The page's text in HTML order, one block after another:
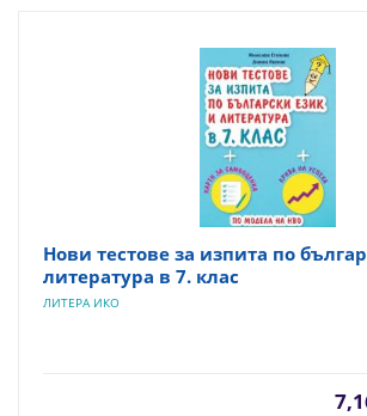
Нови тестове за изпита по
литература в 7. клас
ЛИТЕРА ИКО